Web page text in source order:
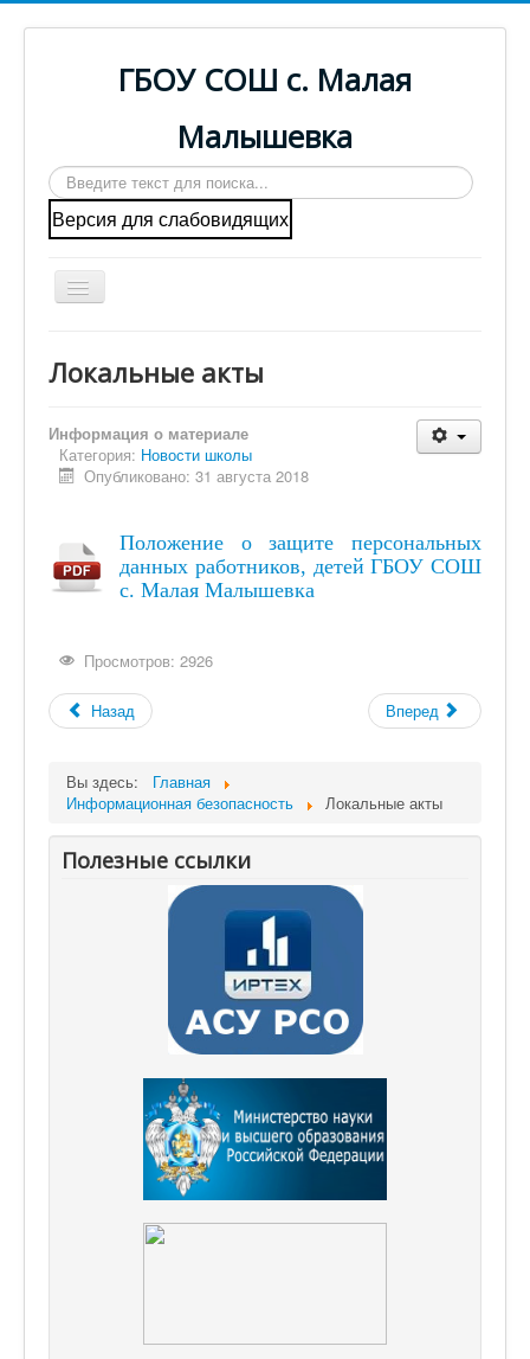
ГБОУ СОШ с. Малая
Малышевка
Искать...
Версия для слабовидящих
Включить/
выключить
Информационная безопасность
Главная
Cведения об образовательной организации
Наша деятельность
Центр "Точка роста"
Родителям
Противодействие коррупции
Информационная безопасность
Виртуальный музей
Детский сад "Солнышко"
Дистанционный режим обучения
Школьный спортивный клуб
Всероссийские проверочные работы
Наставничество
Сведения об организации отдыха детей и их
оздоровлении
Локальные акты
Информация о материале
Категория: Новости школы
Опубликовано: 31 августа 2018
Положение о защите персональных
данных работников, детей ГБОУ СОШ
с. Малая Малышевка
Просмотров: 2926
Назад Вперед
Вы здесь:
Главная
Информационная безопасность
Локальные акты
Полезные ссылки